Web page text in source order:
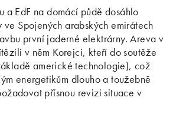
a EdF na domácí půdě dosáhlo
Spojených arabských emirátech
první jaderné elektrárny. Areva v
v něm Korejci, kteří do soutěže
americké technologie), což
energetikům dlouho a toužebně
přísnou revizi situace v